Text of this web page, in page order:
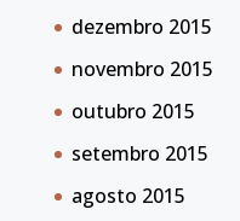
dezembro 2015
novembro 2015
outubro 2015
setembro 2015
agosto 2015